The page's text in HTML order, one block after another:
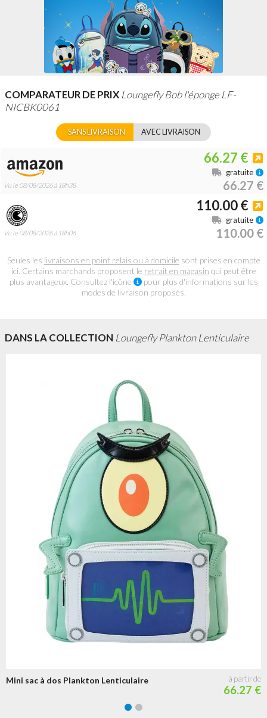
COMPARATEUR DE PRIX Loungefly Bob l'éponge LF-
NICBK0061
SANS LIVRAISON AVEC LIVRAISON
Vu le 08/08/2026 à 18h38
66.27 €
66.27 €
gratuite
Vu le 08/08/2026 à 18h06
110.00 €
110.00 €
gratuite
Seules les livraisons en point relais ou à domicile sont prises en compte
ici. Certains marchands proposent le retrait en magasin qui peut être
plus avantageux. Consultez l'icône
pour plus d'informations sur les
modes de livraison proposés.
DANS LA COLLECTION Loungefly Plankton Lenticulaire
Mini sac à dos Plankton Lenticulaire
66.27 €